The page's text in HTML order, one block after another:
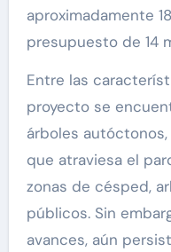
aproximadamente
presupuesto de 14
Entre las
proyecto se
árboles
que atraviesa el
zonas de césped,
públicos. Sin
avances, aún